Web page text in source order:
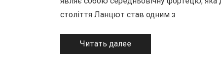
століття Ланцют став одним з
Читать далее